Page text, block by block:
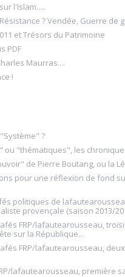
l'Islam.....
? Vendée, Guerre de
et Trésors du Patrimoine
PDF
Maurras....
!
?
ou "thématiques", les
de Pierre Boutang, ou la
pour une réflexion de fond
politiques de
provençale (saison 2013/
FRP/lafautearousseau,
sur la République...
FRP/lafautearousseau,
lafautearousseau, première